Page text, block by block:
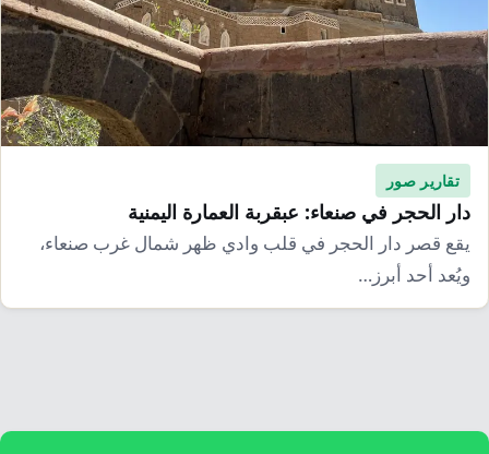
قضايا
معيشة
قصة
انفوجرافيك
قصص رقمية
تقارير صور
تقارير صور
دار الحجر في صنعاء: عبقربة العمارة اليمنية
يقع قصر دار الحجر في قلب وادي ظهر شمال غرب صنعاء،
ويُعد أحد أبرز…